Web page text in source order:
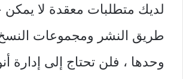
لديك متطلبات معقدة لا يمكن
طريق النشر ومجموعات النسخ
وحدها ، فلن تحتاج إلى إدارة